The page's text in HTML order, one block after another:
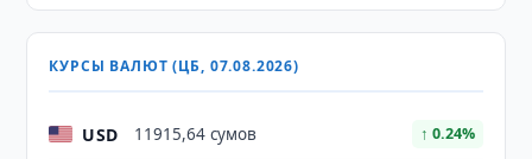
КУРСЫ ВАЛЮТ (ЦБ, 07.08.2026)
USD 11915,64 сумов ↑ 0.24%